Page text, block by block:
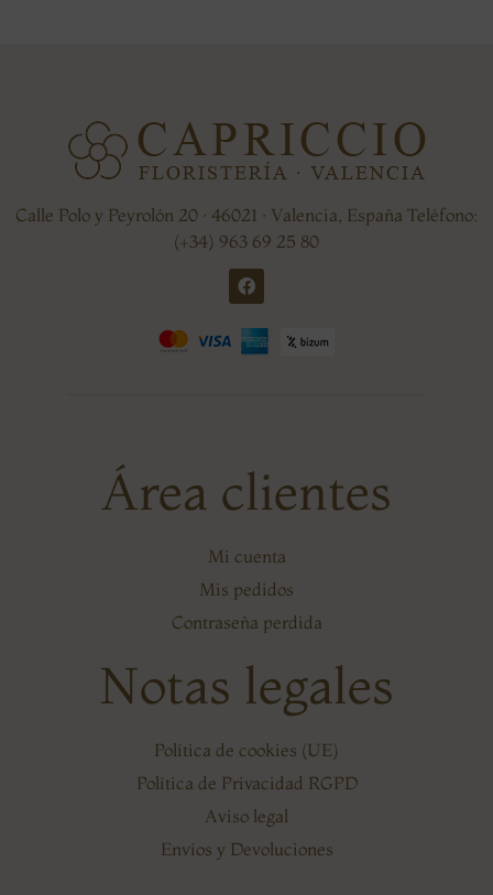
Calle Polo y Peyrolón 20 · 46021 · Valencia, España Teléfono:
(+34) 963 69 25 80
Área clientes
Mi cuenta
Mis pedidos
Contraseña perdida
Notas legales
Política de cookies (UE)
Política de Privacidad RGPD
Aviso legal
Envíos y Devoluciones